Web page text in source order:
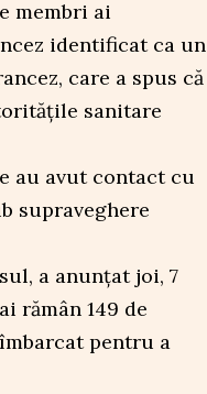
membri ai
identificat ca un
care a spus că
sanitare
au avut contact cu
supraveghere
a anunțat joi, 7
rămân 149 de
pentru a